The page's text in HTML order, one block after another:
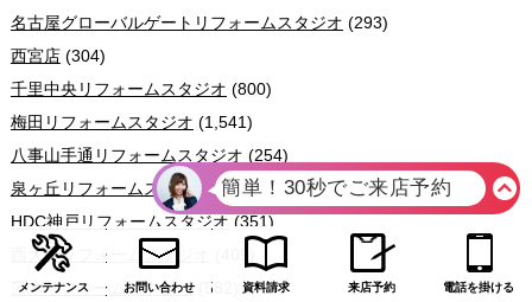
名古屋グローバルゲートリフォームスタジオ (293)
西宮店(304)
千里中央リフォームスタジオ (800)
梅田リフォームスタジオ (1,541)
八事山手通リフォームスタジオ (254)
泉ヶ丘リフォームスタジオ(620)
HDC神戸リフォームスタジオ (351)
西大寺リフォームスタジオ
茨木リフォームスタジオ(582)
メンテナンス お問い合わせ 資料請求 来店予約 電話を掛ける